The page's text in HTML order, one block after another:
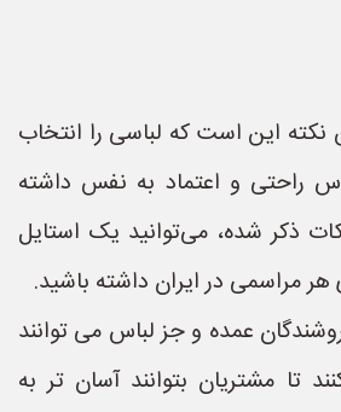
نکته این است که لباسی را انتخاب
راحتی و اعتماد به نفس داشته
ذکر شده، می‌توانید یک استایل
مراسمی در ایران داشته باشید.
عمده و جز لباس می توانند
تا مشتریان بتوانند آسان تر به